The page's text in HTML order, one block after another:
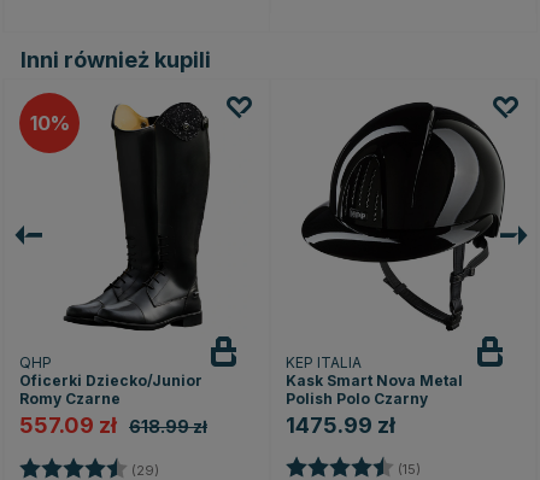
Inni również kupili
10
QHP
Oficerki Dziecko/Junior
Romy Czarne
557.09 zł 618.99 zł
Ocena: (29) 4.5 na 5 gwiazdek
KEP ITALIA
Kask Smart Nova Metal
Polish Polo Czarny
1475.99 zł
Ocena: (15)